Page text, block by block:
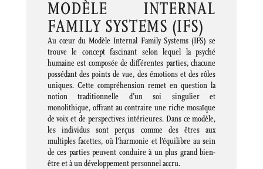
MODÈLE INTERNAL
FAMILY SYSTEMS (IFS)
Au cœur du Modèle Internal Family Systems (IFS) se
trouve le concept fascinant selon lequel la psyché
humaine est composée de différentes parties, chacune
possédant des points de vue, des émotions et des rôles
uniques. Cette compréhension remet en question la
notion traditionnelle d’un soi singulier et
monolithique, offrant au contraire une riche mosaïque
de voix et de perspectives intérieures. Dans ce modèle,
les individus sont perçus comme des êtres aux
multiples facettes, où l’harmonie et l’équilibre au sein
de ces parties peuvent conduire à un plus grand bien-
être et à un développement personnel accru.